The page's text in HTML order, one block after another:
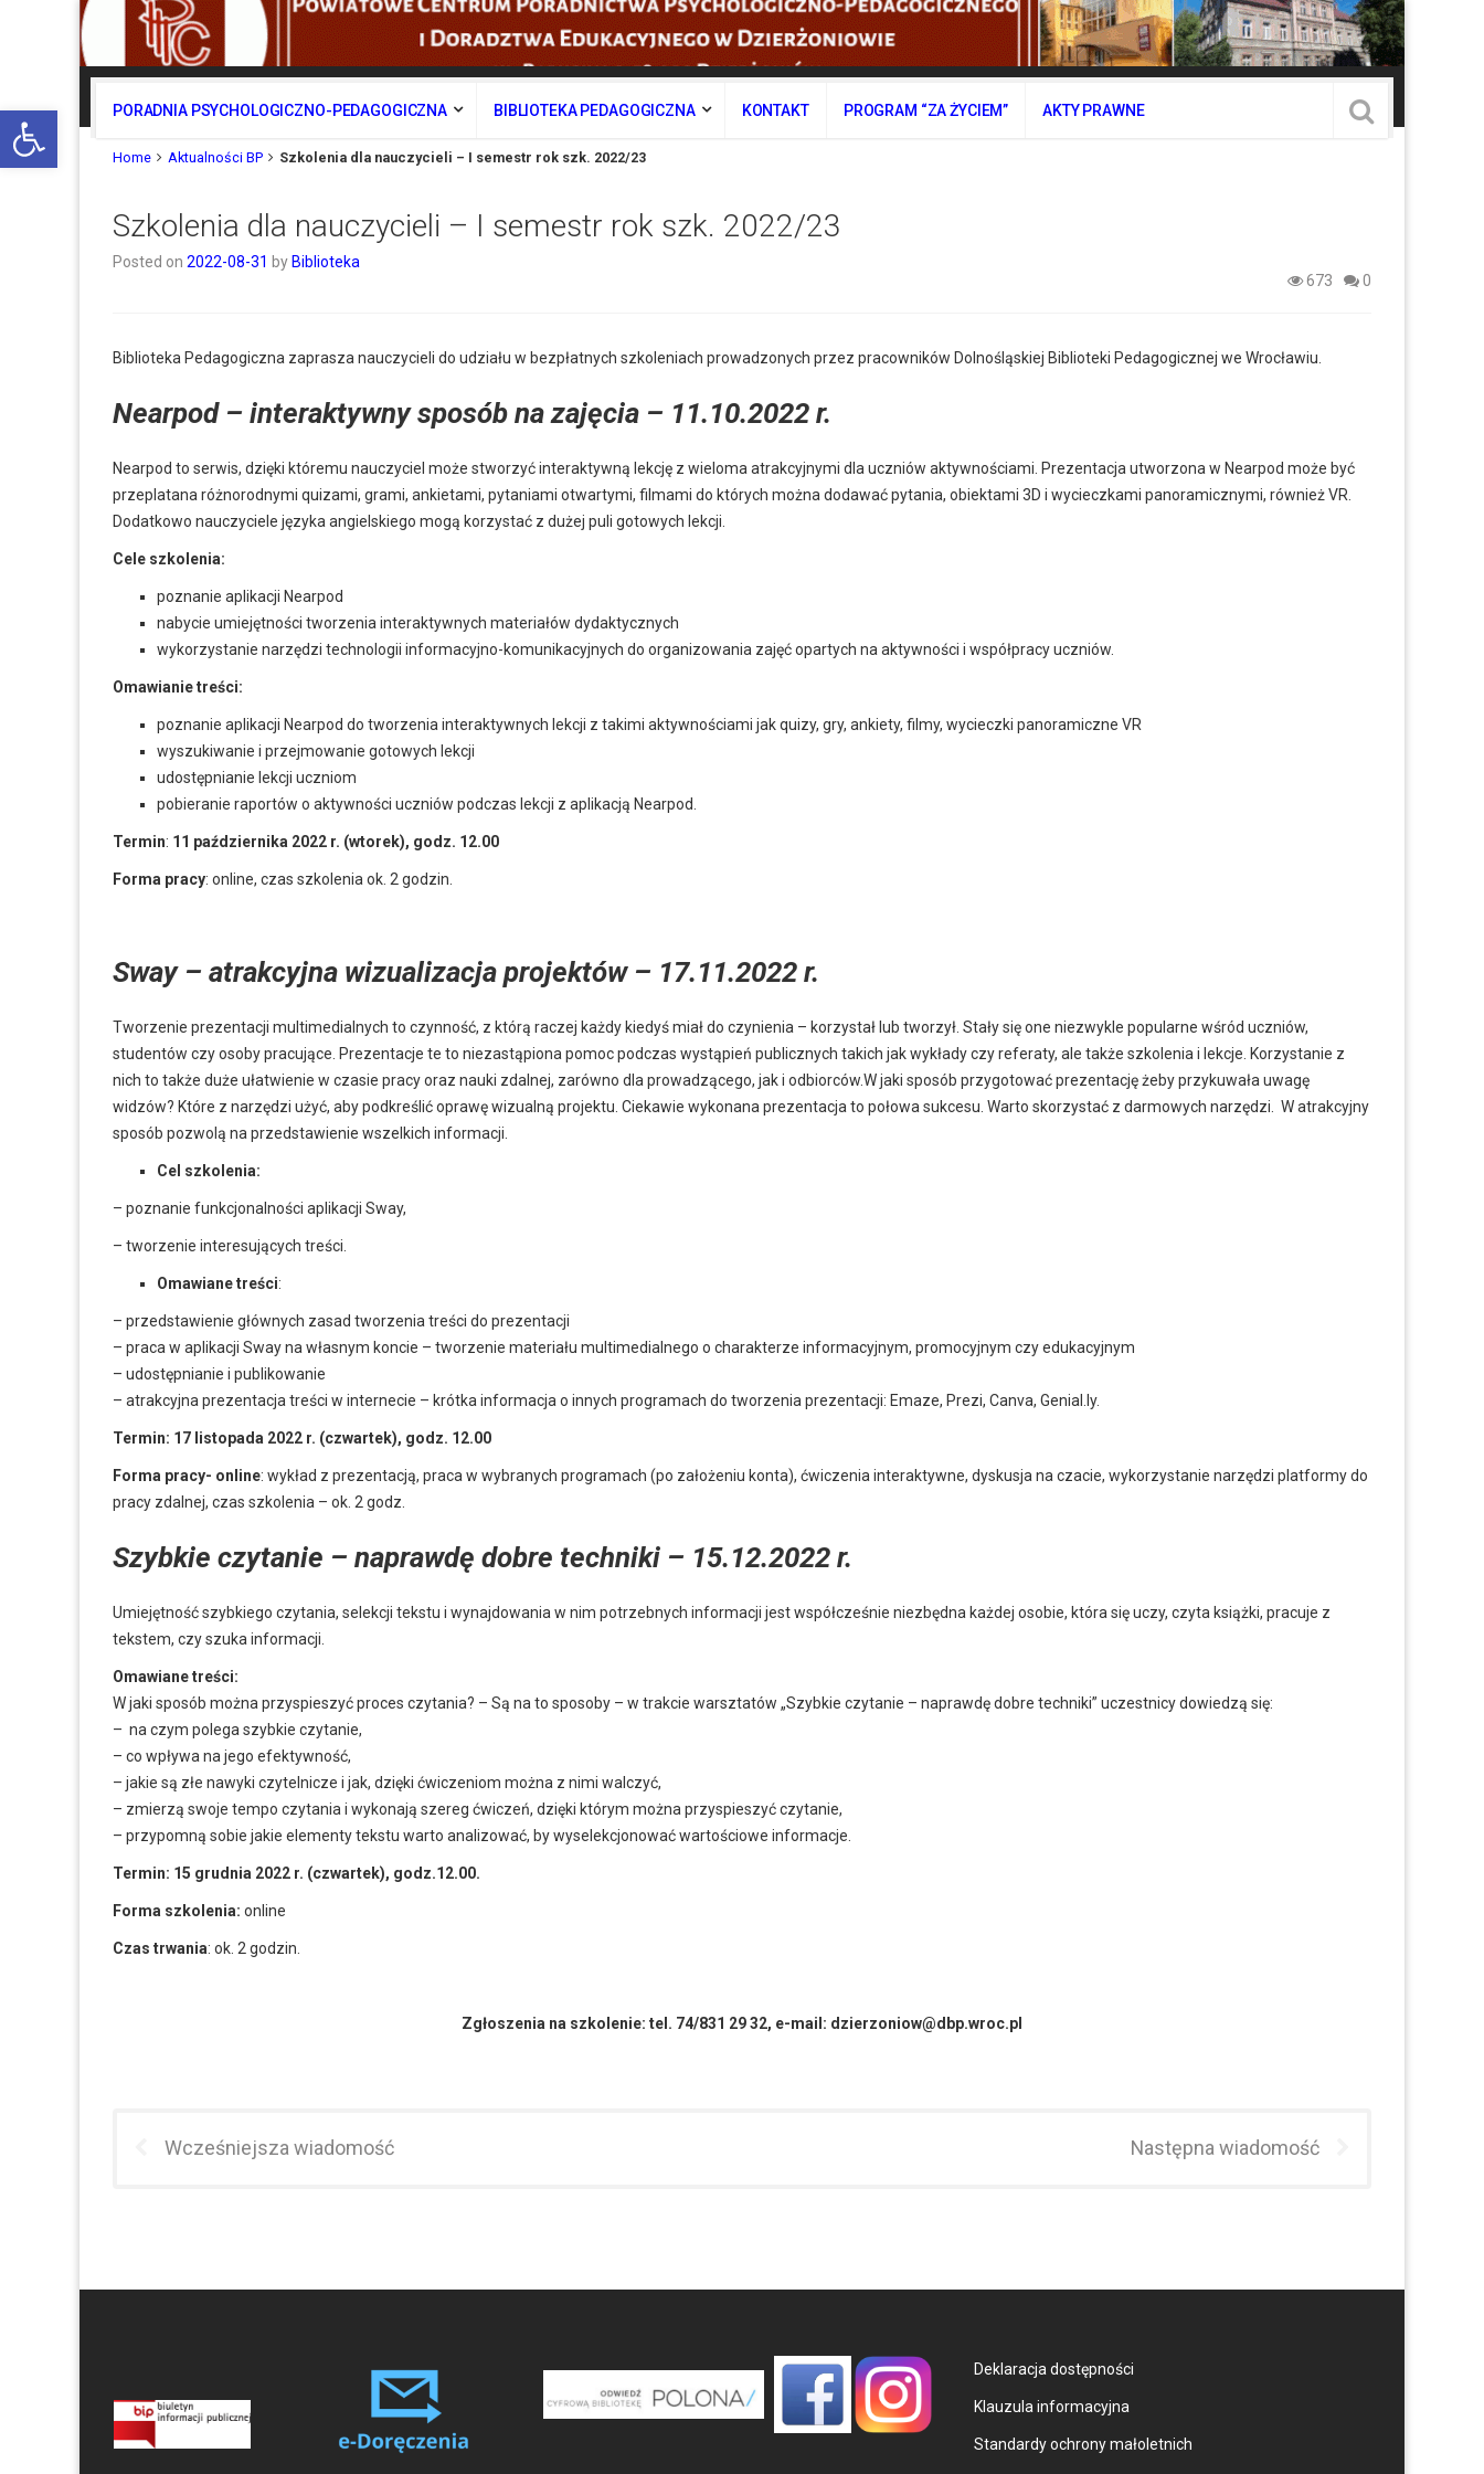
Otwórz pasek narzędzi PORADNIA PSYCHOLOGICZNO-PEDAGOGICZNA BIBLIOTEKA PEDAGOGICZNA KONTAKT PROGRAM “ZA ŻYCIEM” AKTY PRAWNE
Home Aktualności BP Szkolenia dla nauczycieli – I semestr rok szk. 2022/23
Szkolenia dla nauczycieli – I semestr rok szk. 2022/23
Posted on 2022-08-31 by Biblioteka
673
0
Biblioteka Pedagogiczna zaprasza nauczycieli do udziału w bezpłatnych szkoleniach prowadzonych przez pracowników Dolnośląskiej Biblioteki Pedagogicznej we Wrocławiu.
Nearpod – interaktywny sposób na zajęcia – 11.10.2022 r.
Nearpod to serwis, dzięki któremu nauczyciel może stworzyć interaktywną lekcję z wieloma atrakcyjnymi dla uczniów aktywnościami. Prezentacja utworzona w Nearpod może być
przeplatana różnorodnymi quizami, grami, ankietami, pytaniami otwartymi, filmami do których można dodawać pytania, obiektami 3D i wycieczkami panoramicznymi, również VR.
Dodatkowo nauczyciele języka angielskiego mogą korzystać z dużej puli gotowych lekcji.
Cele szkolenia:
poznanie aplikacji Nearpod
nabycie umiejętności tworzenia interaktywnych materiałów dydaktycznych
wykorzystanie narzędzi technologii informacyjno-komunikacyjnych do organizowania zajęć opartych na aktywności i współpracy uczniów.
Omawianie treści:
poznanie aplikacji Nearpod do tworzenia interaktywnych lekcji z takimi aktywnościami jak quizy, gry, ankiety, filmy, wycieczki panoramiczne VR
wyszukiwanie i przejmowanie gotowych lekcji
udostępnianie lekcji uczniom
pobieranie raportów o aktywności uczniów podczas lekcji z aplikacją Nearpod.
Termin: 11 października 2022 r. (wtorek), godz. 12.00
Forma pracy: online, czas szkolenia ok. 2 godzin.
Sway – atrakcyjna wizualizacja projektów – 17.11.2022 r.
Tworzenie prezentacji multimedialnych to czynność, z którą raczej każdy kiedyś miał do czynienia – korzystał lub tworzył. Stały się one niezwykle popularne wśród uczniów,
studentów czy osoby pracujące. Prezentacje te to niezastąpiona pomoc podczas wystąpień publicznych takich jak wykłady czy referaty, ale także szkolenia i lekcje. Korzystanie z
nich to także duże ułatwienie w czasie pracy oraz nauki zdalnej, zarówno dla prowadzącego, jak i odbiorców.W jaki sposób przygotować prezentację żeby przykuwała uwagę
widzów? Które z narzędzi użyć, aby podkreślić oprawę wizualną projektu. Ciekawie wykonana prezentacja to połowa sukcesu. Warto skorzystać z darmowych narzędzi. W atrakcyjny
sposób pozwolą na przedstawienie wszelkich informacji.
Cel szkolenia:
– poznanie funkcjonalności aplikacji Sway,
– tworzenie interesujących treści.
Omawiane treści:
– przedstawienie głównych zasad tworzenia treści do prezentacji
– praca w aplikacji Sway na własnym koncie – tworzenie materiału multimedialnego o charakterze informacyjnym, promocyjnym czy edukacyjnym
– udostępnianie i publikowanie
– atrakcyjna prezentacja treści w internecie – krótka informacja o innych programach do tworzenia prezentacji: Emaze, Prezi, Canva, Genial.ly.
Termin: 17 listopada 2022 r. (czwartek), godz. 12.00
Forma pracy- online: wykład z prezentacją, praca w wybranych programach (po założeniu konta), ćwiczenia interaktywne, dyskusja na czacie, wykorzystanie narzędzi platformy do
pracy zdalnej, czas szkolenia – ok. 2 godz.
Szybkie czytanie – naprawdę dobre techniki – 15.12.2022 r.
Umiejętność szybkiego czytania, selekcji tekstu i wynajdowania w nim potrzebnych informacji jest współcześnie niezbędna każdej osobie, która się uczy, czyta książki, pracuje z
tekstem, czy szuka informacji.
Omawiane treści:
W jaki sposób można przyspieszyć proces czytania? – Są na to sposoby – w trakcie warsztatów „Szybkie czytanie – naprawdę dobre techniki” uczestnicy dowiedzą się:
– na czym polega szybkie czytanie,
– co wpływa na jego efektywność,
– jakie są złe nawyki czytelnicze i jak, dzięki ćwiczeniom można z nimi walczyć,
– zmierzą swoje tempo czytania i wykonają szereg ćwiczeń, dzięki którym można przyspieszyć czytanie,
– przypomną sobie jakie elementy tekstu warto analizować, by wyselekcjonować wartościowe informacje.
Termin: 15 grudnia 2022 r. (czwartek), godz.12.00.
Forma szkolenia: online
Czas trwania: ok. 2 godzin.
Zgłoszenia na szkolenie: tel. 74/831 29 32, e-mail: dzierzoniow@dbp.wroc.pl
Wcześniejsza wiadomość Następna wiadomość
Deklaracja dostępności
Klauzula informacyjna
Standardy ochrony małoletnich